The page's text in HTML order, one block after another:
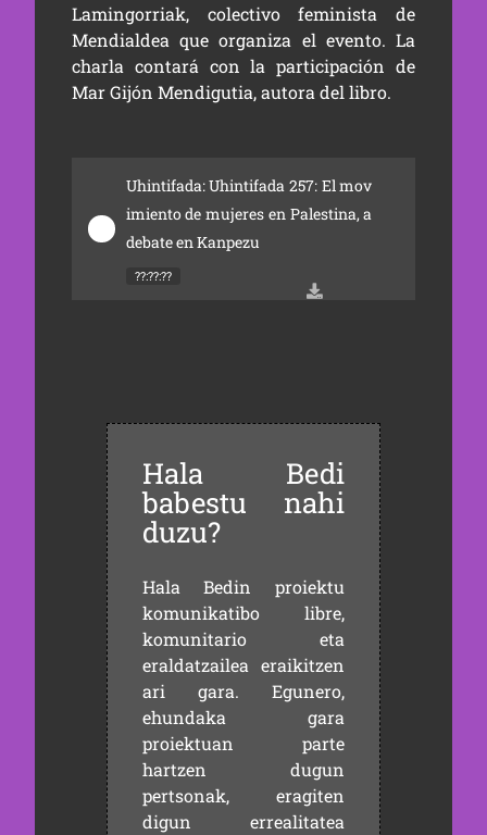
Lamingorriak, colectivo feminista de
Mendialdea que organiza el evento. La
charla contará con la participación de
Mar Gijón Mendigutia, autora del libro.
Uhintifada: Uhintifada 257: El mov
imiento de mujeres en Palestina, a
debate en Kanpezu
??:??:??
Hala Bedi
babestu nahi
duzu?
Hala Bedin proiektu
komunikatibo libre,
komunitario eta
eraldatzailea eraikitzen
ari gara. Egunero,
ehundaka gara
proiektuan parte
hartzen dugun
pertsonak, eragiten
digun errealitatea